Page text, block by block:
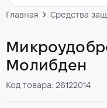
Главная Средства
Молибден
Код товара: 26122014